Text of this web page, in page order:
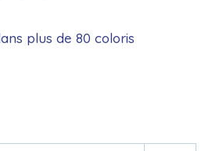
plus de 80 coloris